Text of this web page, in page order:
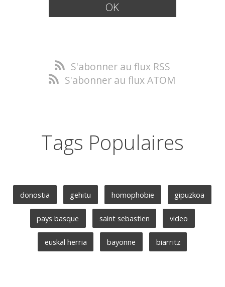
S'abonner au flux RSS
S'abonner au flux ATOM
Tags Populaires
donostia gehitu homophobie gipuzkoa
pays basque saint sebastien video
euskal herria bayonne biarritz